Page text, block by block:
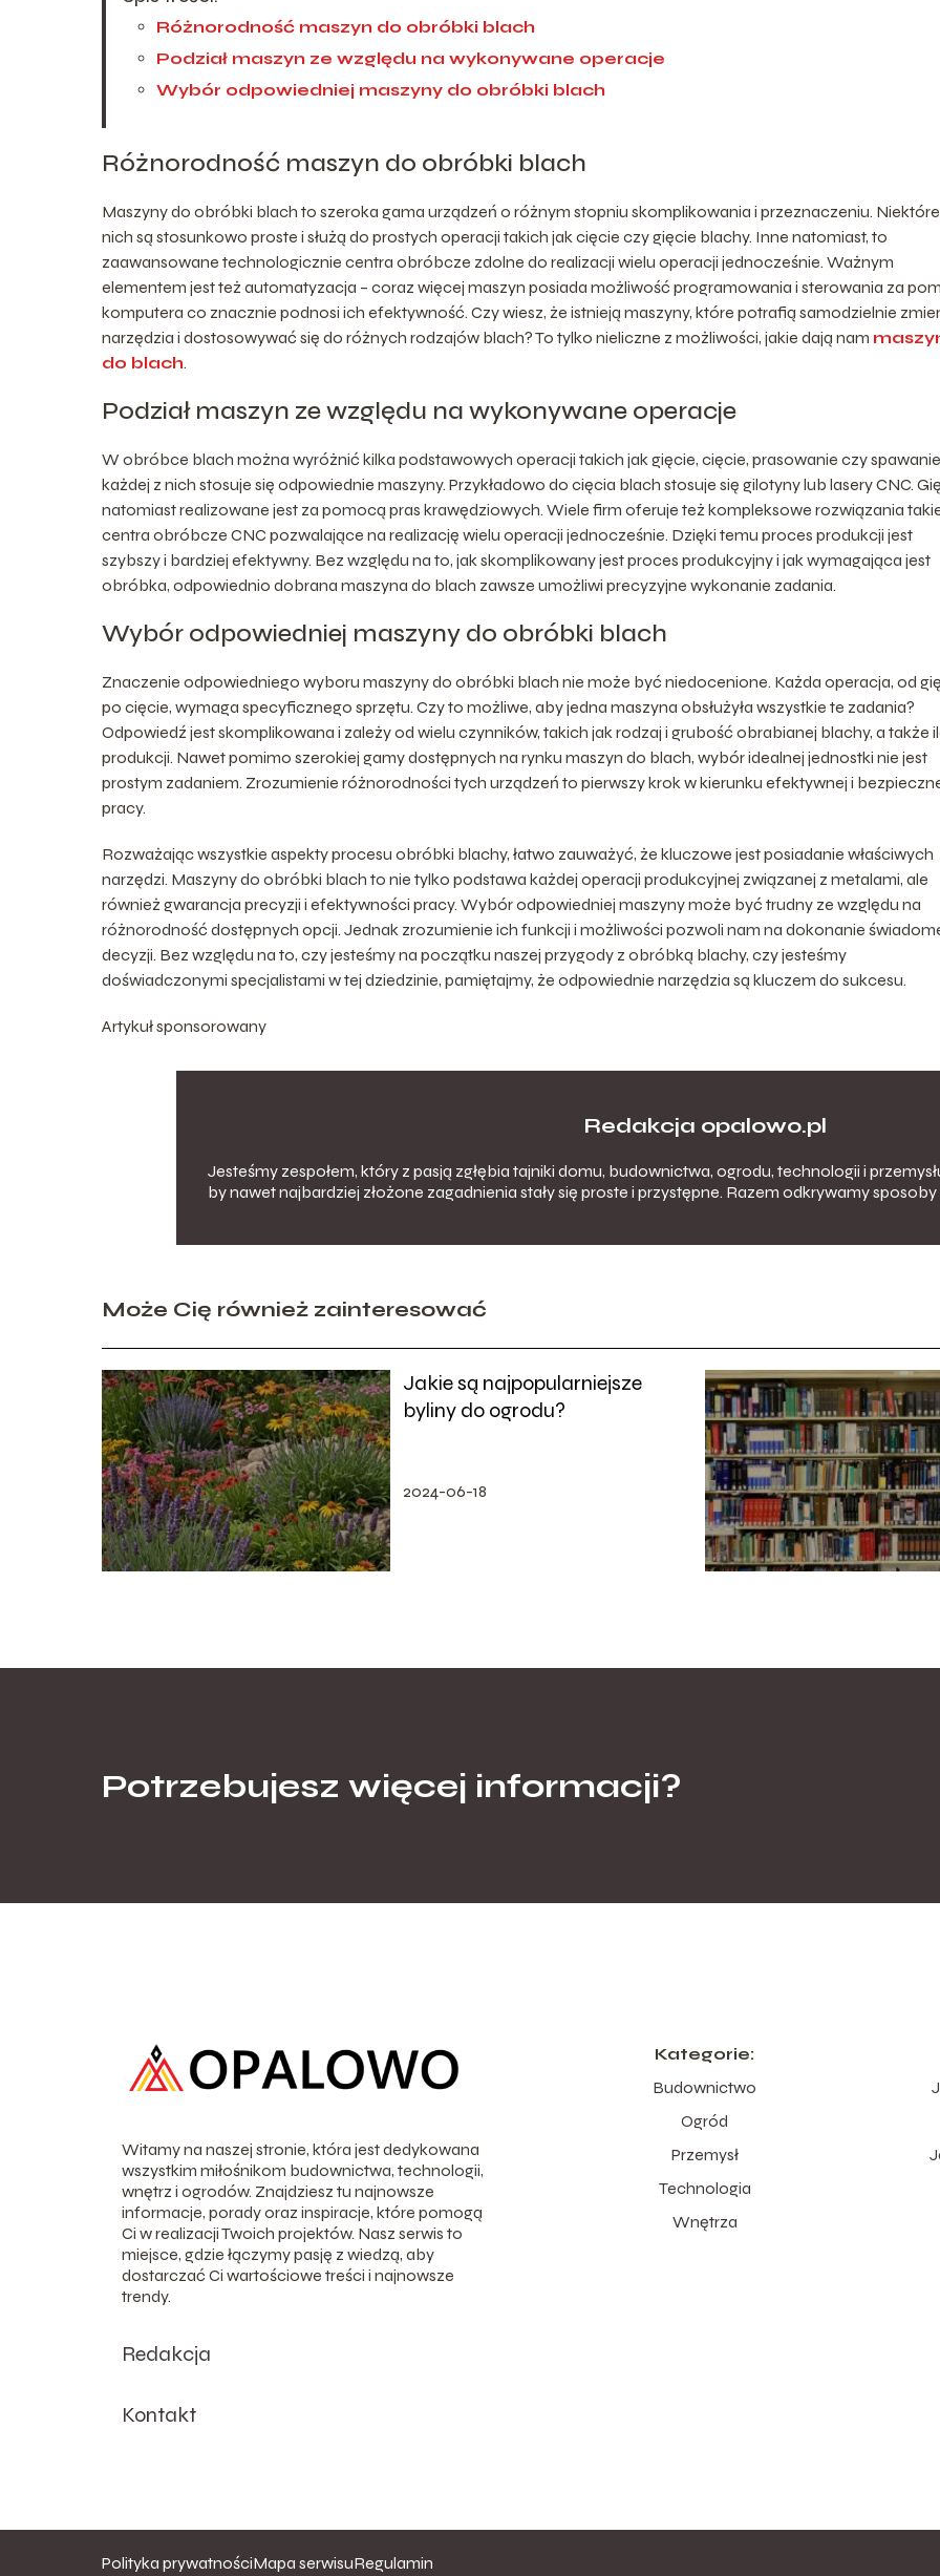
Różnorodność maszyn do obróbki blach
Podział maszyn ze względu na wykonywane operacje
Wybór odpowiedniej maszyny do obróbki blach
Różnorodność maszyn do obróbki blach
Maszyny do obróbki blach to szeroka gama urządzeń o różnym stopniu skomplikowania i przeznaczeniu.
nich są stosunkowo proste i służą do prostych operacji takich jak cięcie czy gięcie blachy. Inne natomiast, to
zaawansowane technologicznie centra obróbcze zdolne do realizacji wielu operacji jednocześnie. Ważnym
elementem jest też automatyzacja – coraz więcej maszyn posiada możliwość programowania i sterowania za
komputera co znacznie podnosi ich efektywność. Czy wiesz, że istnieją maszyny, które potrafią samodzielnie
narzędzia i dostosowywać się do różnych rodzajów blach? To tylko nieliczne z możliwości, jakie dają nam
do blach.
Podział maszyn ze względu na wykonywane operacje
W obróbce blach można wyróżnić kilka podstawowych operacji takich jak gięcie, cięcie, prasowanie czy
każdej z nich stosuje się odpowiednie maszyny. Przykładowo do cięcia blach stosuje się gilotyny lub lasery CNC.
natomiast realizowane jest za pomocą pras krawędziowych. Wiele firm oferuje też kompleksowe rozwiązania
centra obróbcze CNC pozwalające na realizację wielu operacji jednocześnie. Dzięki temu proces produkcji jest
szybszy i bardziej efektywny. Bez względu na to, jak skomplikowany jest proces produkcyjny i jak wymagająca jest
obróbka, odpowiednio dobrana maszyna do blach zawsze umożliwi precyzyjne wykonanie zadania.
Wybór odpowiedniej maszyny do obróbki blach
Znaczenie odpowiedniego wyboru maszyny do obróbki blach nie może być niedocenione. Każda operacja, od
po cięcie, wymaga specyficznego sprzętu. Czy to możliwe, aby jedna maszyna obsłużyła wszystkie te zadania?
Odpowiedź jest skomplikowana i zależy od wielu czynników, takich jak rodzaj i grubość obrabianej blachy, a także
produkcji. Nawet pomimo szerokiej gamy dostępnych na rynku maszyn do blach, wybór idealnej jednostki nie jest
prostym zadaniem. Zrozumienie różnorodności tych urządzeń to pierwszy krok w kierunku efektywnej i
pracy.
Rozważając wszystkie aspekty procesu obróbki blachy, łatwo zauważyć, że kluczowe jest posiadanie właściwych
narzędzi. Maszyny do obróbki blach to nie tylko podstawa każdej operacji produkcyjnej związanej z metalami, ale
również gwarancja precyzji i efektywności pracy. Wybór odpowiedniej maszyny może być trudny ze względu na
różnorodność dostępnych opcji. Jednak zrozumienie ich funkcji i możliwości pozwoli nam na dokonanie
decyzji. Bez względu na to, czy jesteśmy na początku naszej przygody z obróbką blachy, czy jesteśmy
doświadczonymi specjalistami w tej dziedzinie, pamiętajmy, że odpowiednie narzędzia są kluczem do sukcesu.
Artykuł sponsorowany
Redakcja opalowo.pl
Jesteśmy zespołem, który z pasją zgłębia tajniki domu, budownictwa, ogrodu, technologii i
by nawet najbardziej złożone zagadnienia stały się proste i przystępne. Razem odkrywamy
Może Cię również zainteresować
Jakie są najpopularniejsze
byliny do ogrodu?
2024-06-18
Potrzebujesz więcej informacji?
Witamy na naszej stronie, która jest dedykowana
wszystkim miłośnikom budownictwa, technologii,
wnętrz i ogrodów. Znajdziesz tu najnowsze
informacje, porady oraz inspiracje, które pomogą
Ci w realizacji Twoich projektów. Nasz serwis to
miejsce, gdzie łączymy pasję z wiedzą, aby
dostarczać Ci wartościowe treści i najnowsze
trendy.
Redakcja
Kontakt
Kategorie:
Budownictwo
Ogród
Przemysł
Technologia
Wnętrza
Polityka prywatnościMapa serwisuRegulamin